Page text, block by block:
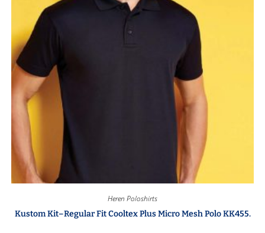
Heren Poloshirts
Kustom Kit–Regular Fit Cooltex Plus Micro Mesh Polo KK455.